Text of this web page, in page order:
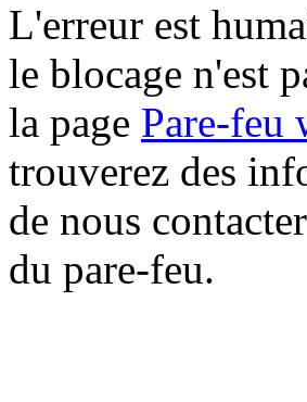
L'erreur est
le blocage n'est
la page Pare-feu
trouverez des
de nous
du pare-feu.